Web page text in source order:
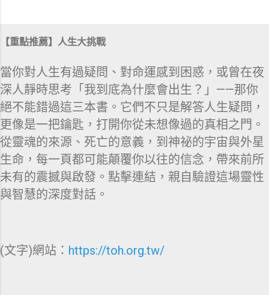
【重點推薦】人生大挑戰
當你對人生有過疑問、對命運感到困惑，或曾在夜
深人靜時思考「我到底為什麼會出生？」——那你
絕不能錯過這三本書。它們不只是解答人生疑問，
更像是一把鑰匙，打開你從未想像過的真相之門。
從靈魂的來源、死亡的意義，到神祕的宇宙與外星
生命，每一頁都可能顛覆你以往的信念，帶來前所
未有的震撼與啟發。點擊連結，親自驗證這場靈性
與智慧的深度對話。
(文字)網站： https://toh.org.tw/